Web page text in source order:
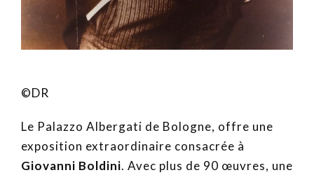
©DR
Le Palazzo Albergati de Bologne, offre une
exposition extraordinaire consacrée à
Giovanni Boldini. Avec plus de 90 œuvres, une